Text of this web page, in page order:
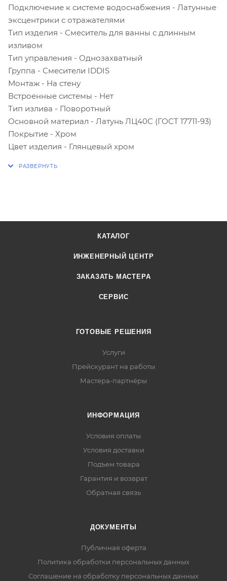
Подключение к системе водоснабжения - Латунные
эксцентрики с отражателями
Тип изделия - Смеситель для ванны с длинным
изливом
Тип управления - Однозахватный
Группа - Смесители IDDIS
Монтаж - На стену
Встроенные системы - Нет
Тип излива - Поворотный
Основной материал - Латунь ЛЦ40C (ГОСТ 17711-93)
Покрытие - Хром
Цвет изделия - Глянцевый хром
КАТАЛОГ
ИНЖЕНЕРНЫЙ ЦЕНТР
ЗАКАЗАТЬ МАСТЕРА
СЕРВИС
ГОТОВЫЕ РЕШЕНИЯ
Услуги
Прейскурант на работы
Мастера-партнёры
ИНФОРМАЦИЯ
Условия оплаты
Условия доставки
Подъем товара
Гарантия и возврат
Обратная связь
ДОКУМЕНТЫ
Публичная оферта
Политика обработки персональных данных
Соглашение на обработку персональных данных